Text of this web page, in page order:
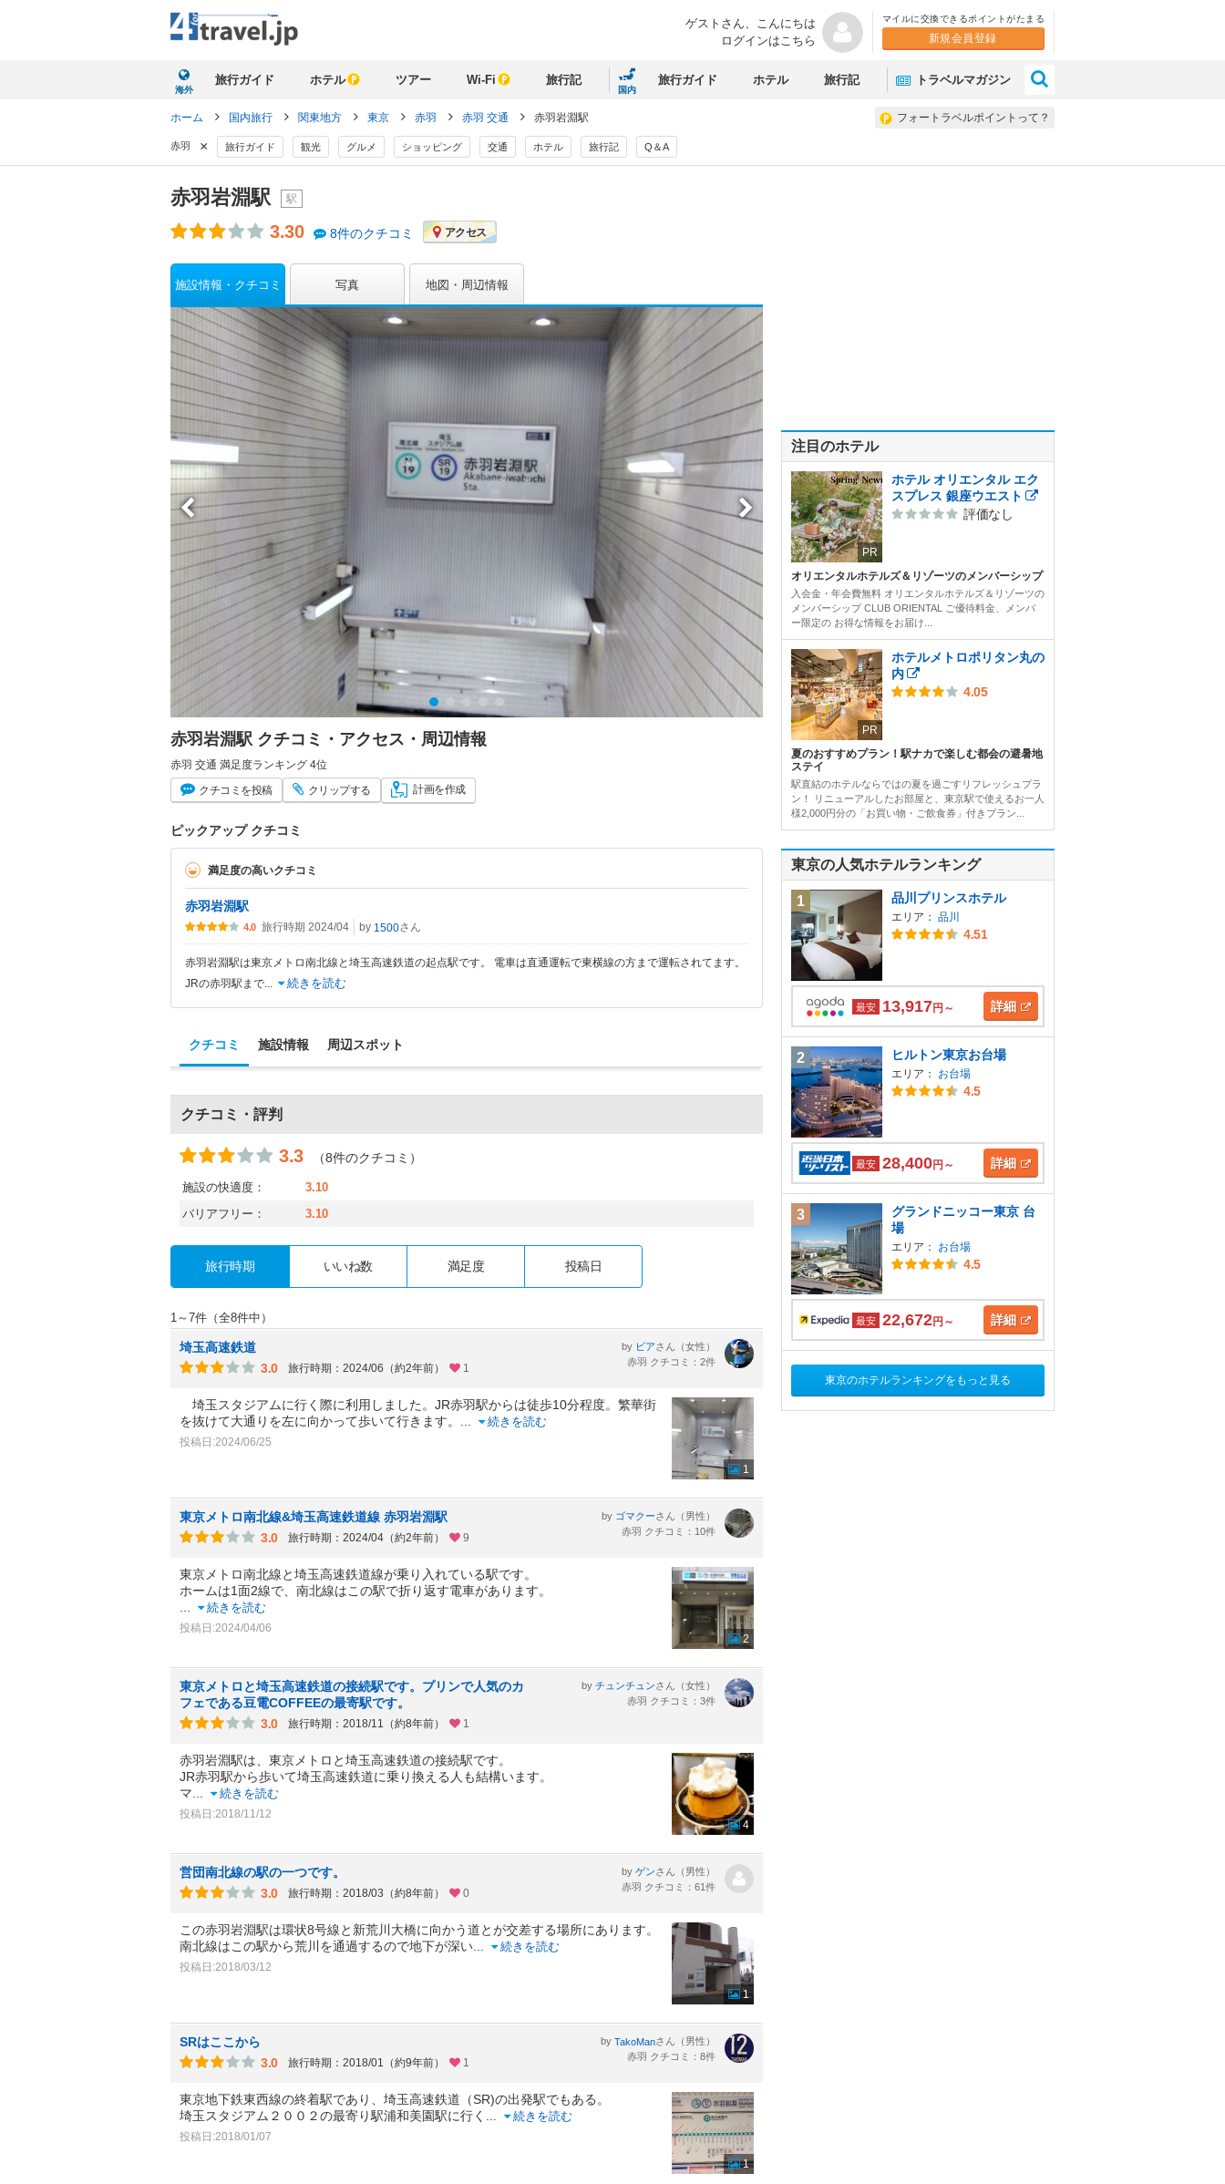
ゲストさん、 こんにちは
ログインはこちら
マイルに交換できるポイントがたまる
新規会員登録
海外
旅行ガイド ホテル ツアー Wi-Fi 旅行記
国内
旅行ガイド ホテル 旅行記 トラベルマガジン
フォートラベルポイントって？
ホーム 国内旅行 関東地方 東京 赤羽 赤羽 交通 赤羽岩淵駅
赤羽 × 旅行ガイド 観光 グルメ ショッピング 交通 ホテル 旅行記 Q＆A
赤羽岩淵駅 駅
3.30 8件のクチコミ アクセス
施設情報・クチコミ 写真 地図・周辺情報
赤羽岩淵駅 クチコミ・アクセス・周辺情報
赤羽 交通 満足度ランキング 4位
クチコミ を投稿 クリップする 計画を作成
ピックアップ クチコミ
満足度の高いクチコミ
赤羽岩淵駅
4.0 旅行時期 2024/04 by 1500さん
赤羽岩淵駅は東京メトロ南北線と埼玉高速鉄道の起点駅です。 電車は直通運転で東横線の方まで運転されてます。
JRの赤羽駅まで
続きを読む
クチコミ 施設情報 周辺スポット
クチコミ・評判
3.3 （8件のクチコミ）
施設の快適度：
3.10
バリアフリー：
3.10
旅行時期 いいね数 満足度 投稿日
1～7件（全8件中）
埼玉高速鉄道
3.0
旅行時期：2024/06（約2年前） 1
by ビアさん（女性）
赤羽 クチコミ：2件
埼玉スタジアムに行く際に利用しました。JR赤羽駅からは徒歩10分程度。繁華街
を抜けて大通りを左に向かって歩いて行きます。
続きを読む
投稿日:2024/06/25
1
東京メトロ南北線&埼玉高速鉄道線 赤羽岩淵駅
3.0
旅行時期：2024/04（約2年前） 9
by ゴマクーさん（男性）
赤羽 クチコミ：10件
東京メトロ南北線と埼玉高速鉄道線が乗り入れている駅です。
ホームは1面2線で、南北線はこの駅で折り返す電車があります。
続きを読む
投稿日:2024/04/06
2
東京メトロと埼玉高速鉄道の接続駅です。プリンで人気のカ
フェである豆電COFFEEの最寄駅です。
3.0
旅行時期：2018/11（約8年前） 1
by チュンチュンさん（女性）
赤羽 クチコミ：3件
赤羽岩淵駅は、東京メトロと埼玉高速鉄道の接続駅です。
JR赤羽駅から歩いて埼玉高速鉄道に乗り換える人も結構います。
マ
続きを読む
投稿日:2018/11/12
4
営団南北線の駅の一つです。
3.0
旅行時期：2018/03（約8年前） 0
by ゲンさん（男性）
赤羽 クチコミ：61件
この赤羽岩淵駅は環状8号線と新荒川大橋に向かう道とが交差する場所にあります。
南北線はこの駅から荒川を通過するので地下が深い
続きを読む
投稿日:2018/03/12
1
SRはここから
3.0
旅行時期：2018/01（約9年前） 1
by TakoManさん（男性）
赤羽 クチコミ：8件
東京地下鉄東西線の終着駅であり、埼玉高速鉄道（SR)の出発駅でもある。
埼玉スタジアム２００２の最寄り駅浦和美園駅に行く
続きを読む
投稿日:2018/01/07
1
注目のホテル
PR
ホテル オリエンタル エク
スプレス 銀座ウエスト
評価なし
オリエンタルホテルズ＆リゾーツのメンバーシップ
入会金・年会費無料 オリエンタルホテルズ＆リゾーツの
メンバーシップ CLUB ORIENTAL ご優待料金、メンバ
ー限定の お得な情報をお届け...
PR
ホテルメトロポリタン丸の
内
4.05
夏のおすすめプラン！駅ナカで楽しむ都会の避暑地
ステイ
駅直結のホテルならではの夏を過ごすリフレッシュプラ
ン！ リニューアルしたお部屋と、東京駅で使えるお一人
様2,000円分の「お買い物・ご飲食券」付きプラン...
東京の人気ホテルランキング
1 品川プリンスホテル
エリア： 品川
4.51
最安 13,917円～ 詳細
2 ヒルトン東京お台場
エリア： お台場
4.5
最安 28,400円～ 詳細
3
グランドニッコー東京 台
場
エリア： お台場
4.5
最安 22,672円～ 詳細
東京のホテルランキングをもっと見る